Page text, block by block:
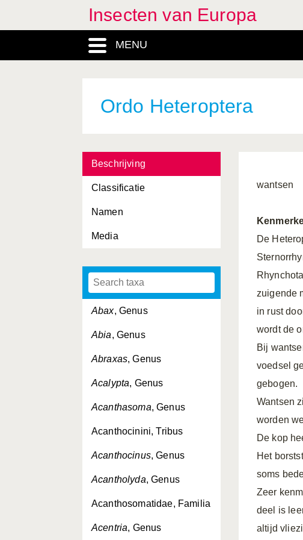
Insecten van Europa
MENU
Ordo Heteroptera
Beschrijving
Classificatie
Namen
Media
Abax, Genus
Abia, Genus
Abraxas, Genus
Acalypta, Genus
Acanthasoma, Genus
Acanthocinini, Tribus
Acanthocinus, Genus
Acantholyda, Genus
Acanthosomatidae, Familia
Acentria, Genus
wantsen
De
zuigende
in rust
wordt de
Bij
voedsel
gebogen.
Wantsen
worden
De kop
Het
soms
Zeer
deel is
altijd